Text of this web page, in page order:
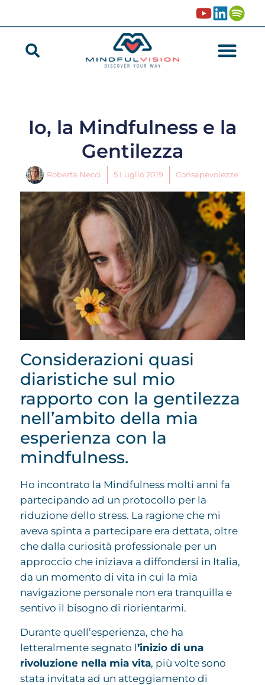
Io, la Mindfulness e la
Gentilezza
Roberta Necci 5 Luglio 2019 Consapevolezze
Considerazioni quasi
diaristiche sul mio
rapporto con la gentilezza
nell’ambito della mia
esperienza con la
mindfulness.
Ho incontrato la Mindfulness molti anni fa
partecipando ad un protocollo per la
riduzione dello stress. La ragione che mi
aveva spinta a partecipare era dettata, oltre
che dalla curiosità professionale per un
approccio che iniziava a diffondersi in Italia,
da un momento di vita in cui la mia
navigazione personale non era tranquilla e
sentivo il bisogno di riorientarmi.
Durante quell’esperienza, che ha
letteralmente segnato l’inizio di una
rivoluzione nella mia vita, più volte sono
stata invitata ad un atteggiamento di